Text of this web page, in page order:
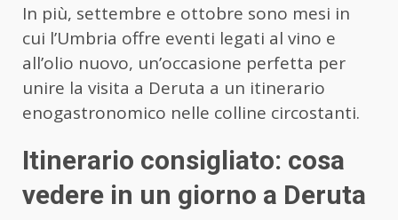
In più, settembre e ottobre sono mesi in
cui l’Umbria offre eventi legati al vino e
all’olio nuovo, un’occasione perfetta per
unire la visita a Deruta a un itinerario
enogastronomico nelle colline circostanti.
Itinerario consigliato: cosa
vedere in un giorno a Deruta